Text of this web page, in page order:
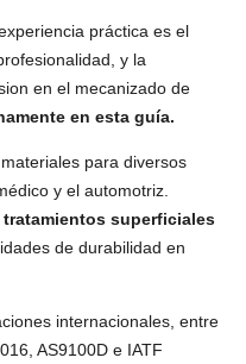
práctica es el
y la
en el mecanizado de
en esta guía.
para diversos
y el automotriz.
tratamientos superficiales
de durabilidad en
internacionales, entre
AS9100D e IATF